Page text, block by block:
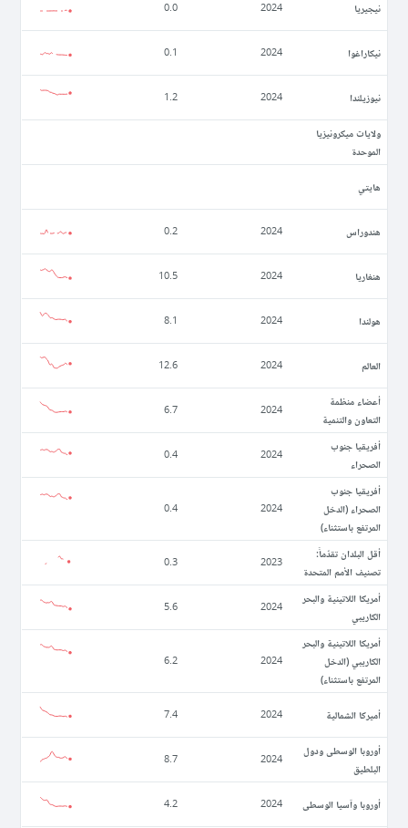
نيجيريا 2024
0.0
نيكاراغوا 2024
0.1
نيوزيلندا 2024
1.2
ولايات ميكرونيزيا
الموحدة
ھايتي
ھندوراس 2024
0.2
ھنغاريا 2024
10.5
ھولندا 2024
8.1
العالم 2024
12.6
أعضاء منظمة
التعاون والتنمية
2024
6.7
أفريقيا جنوب
الصحراء
2024
0.4
أفريقيا جنوب
الصحراء (الدخل
المرتفع باستثناء)
2024
0.4
أقل البلدان تقدّماً:
تصنيف الأمم المتحدة
2023
0.3
أمريكا اللاتينية والبحر
الكاريبي
2024
5.6
أمريكا اللاتينية والبحر
الكاريبي (الدخل
المرتفع باستثناء)
2024
6.2
أميركا الشمالية 2024
7.4
أوروبا الوسطى ودول
البلطيق
2024
8.7
أوروبا وآسيا الوسطى 2024
4.2